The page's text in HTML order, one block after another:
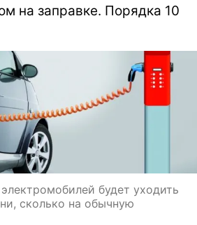
на заправке. Порядка 10
будет уходить
сколько на обычную